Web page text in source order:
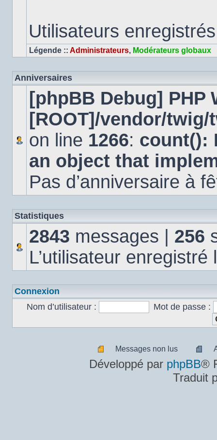
Utilisateurs
Légende :: Administrateurs, Modérateurs globaux
Anniversaires
[phpBB Debug] PHP
[ROOT]/vendor/
on line 1266: count():
an object that
Pas d’anniversaire à
Statistiques
2843 messages | 256
L’utilisateur
Connexion
Nom d’utilisateur :
Mot de passe :
Messages
non
Messages non lus
lu
Développé par phpBB®
Traduit